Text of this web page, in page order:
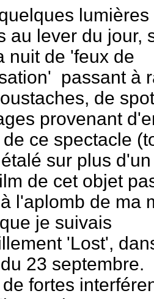
au lever du jour,
nuit de 'feux de
passant à
de
provenant
ce spectacle
sur plus
de cet objet
l'aplomb de ma
je suivais
'Lost',
23 septembre.
fortes